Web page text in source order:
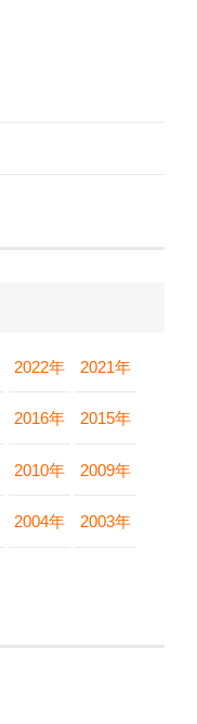
2022年 2021年
2016年 2015年
2010年 2009年
2004年 2003年